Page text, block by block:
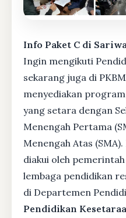
Info Paket C di
Ingin mengikuti
sekarang juga di
menyediakan
yang setara dengan
Menengah Pertama
Menengah Atas
diakui oleh
lembaga pendidikan
di Departemen
Pendidikan